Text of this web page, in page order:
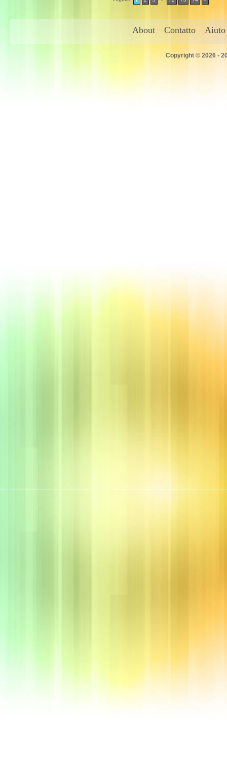
About Contatto Aiuto
Copyright © 2026 -